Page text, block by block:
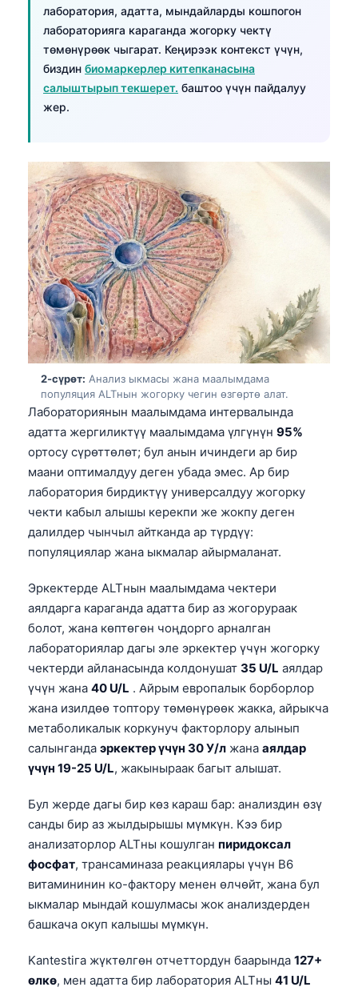
лаборатория, адатта, мындайларды кошпогон
лабораторияга караганда жогорку чектү
төмөнүрөөк чыгарат. Кеңирээк контекст үчүн,
биздин биомаркерлер китепканасына
салыштырып текшерет. баштоо үчүн пайдалуу
жер.
2-сүрөт: Анализ ыкмасы жана маалымдама
популяция ALTнын жогорку чегин өзгөртө алат.
Лабораториянын маалымдама интервалында
адатта жергиликтүү маалымдама үлгүнүн 95%
ортосу сүрөттөлөт; бул анын ичиндеги ар бир
маани оптималдуу деген убада эмес. Ар бир
лаборатория бирдиктүү универсалдуу жогорку
чекти кабыл алышы керекпи же жокпу деген
далилдер чынчыл айтканда ар түрдүү:
популяциялар жана ыкмалар айырмаланат.
Эркектерде ALTнын маалымдама чектери
аялдарга караганда адатта бир аз жогорураак
болот, жана көптөгөн чоңдорго арналган
лабораториялар дагы эле эркектер үчүн жогорку
чектерди айланасында колдонушат 35 U/L аялдар
үчүн жана 40 U/L . Айрым европалык борборлор
жана изилдөө топтору төмөнүрөөк жакка, айрыкча
метаболикалык коркунуч факторлору алынып
салынганда эркектер үчүн 30 У/л жана аялдар
үчүн 19-25 U/L, жакыныраак багыт алышат.
Бул жерде дагы бир көз караш бар: анализдин өзү
санды бир аз жылдырышы мүмкүн. Кээ бир
анализаторлор ALTны кошулган пиридоксал
фосфат, трансаминаза реакциялары үчүн В6
витамининин ко-фактору менен өлчөйт, жана бул
ыкмалар мындай кошулмасы жок анализдерден
башкача окуп калышы мүмкүн.
Kantestiга жүктөлгөн отчеттордун баарында 127+
өлкө, мен адатта бир лаборатория ALTны 41 U/L